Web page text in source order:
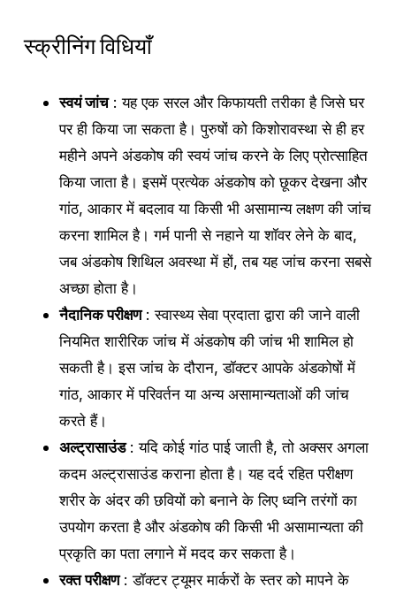
स्क्रीनिंग विधियाँ
स्वयं जांच: यह एक सरल और किफायती तरीका है जिसे घर
पर ही किया जा सकता है। पुरुषों को किशोरावस्था से ही हर
महीने अपने अंडकोष की स्वयं जांच करने के लिए प्रोत्साहित
किया जाता है। इसमें प्रत्येक अंडकोष को छूकर देखना और
गांठ, आकार में बदलाव या किसी भी असामान्य लक्षण की जांच
करना शामिल है। गर्म पानी से नहाने या शॉवर लेने के बाद,
जब अंडकोष शिथिल अवस्था में हों, तब यह जांच करना सबसे
अच्छा होता है।
नैदानिक ​​परीक्षण: स्वास्थ्य सेवा प्रदाता द्वारा की जाने वाली
नियमित शारीरिक जांच में अंडकोष की जांच भी शामिल हो
सकती है। इस जांच के दौरान, डॉक्टर आपके अंडकोषों में
गांठ, आकार में परिवर्तन या अन्य असामान्यताओं की जांच
करते हैं।
अल्ट्रासाउंड: यदि कोई गांठ पाई जाती है, तो अक्सर अगला
कदम अल्ट्रासाउंड कराना होता है। यह दर्द रहित परीक्षण
शरीर के अंदर की छवियों को बनाने के लिए ध्वनि तरंगों का
उपयोग करता है और अंडकोष की किसी भी असामान्यता की
प्रकृति का पता लगाने में मदद कर सकता है।
रक्त परीक्षण: डॉक्टर ट्यूमर मार्करों के स्तर को मापने के